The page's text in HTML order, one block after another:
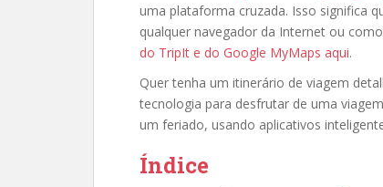
uma plataforma cruzada. Isso significa
qualquer navegador da Internet ou
do TripIt e do Google MyMaps aqui.
Quer tenha um itinerário de viagem
tecnologia para desfrutar de uma
um feriado, usando aplicativos
Índice